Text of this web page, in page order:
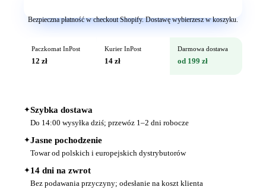
Bezpieczna płatność w checkout Shopify. Dostawę wybierzesz w koszyku.
Paczkomat InPost
12 zł
Kurier InPost
14 zł
Darmowa dostawa
od 199 zł
✦Szybka dostawa
Do 14:00 wysyłka dziś; przewóz 1–2 dni robocze
✦Jasne pochodzenie
Towar od polskich i europejskich dystrybutorów
✦14 dni na zwrot
Bez podawania przyczyny; odesłanie na koszt klienta